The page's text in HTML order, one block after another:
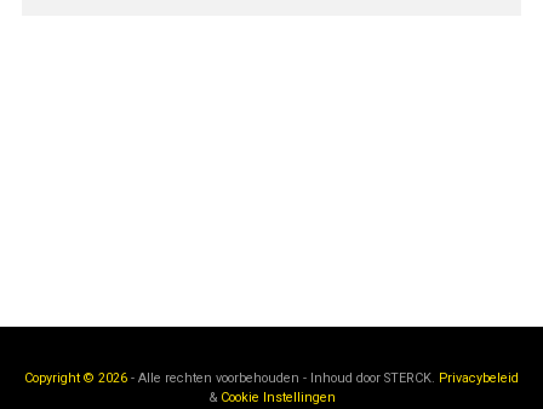
Copyright © 2026 - Alle rechten voorbehouden - Inhoud door STERCK. Privacybeleid
& Cookie Instellingen